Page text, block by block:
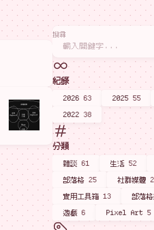
搜尋
紀錄
2026 63 2025 55
2022 38
分類
雜談 61 生活 52
部落格 25 社群媒體
實用工具箱 13 部落
遊戲 6 Pixel Art 5